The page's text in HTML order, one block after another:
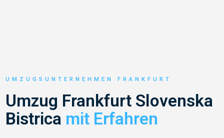
UMZUGSUNTERNEHMEN FRANKFURT
Umzug Frankfurt Slovenska
Bistrica mit Erfahren